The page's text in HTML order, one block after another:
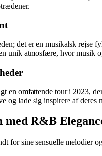
det er en musikalsk
unik atmosfære, hvor musik
en omfattende tour i 2023,
og lade sig inspirere af deres
med R&B
for sine sensuelle melodier